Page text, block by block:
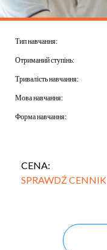
Тип навчання:
Отриманий ступінь:
Тривалість навчання:
Мова навчання:
Форма навчання:
CENA:
SPRAWDŹ CENNIK